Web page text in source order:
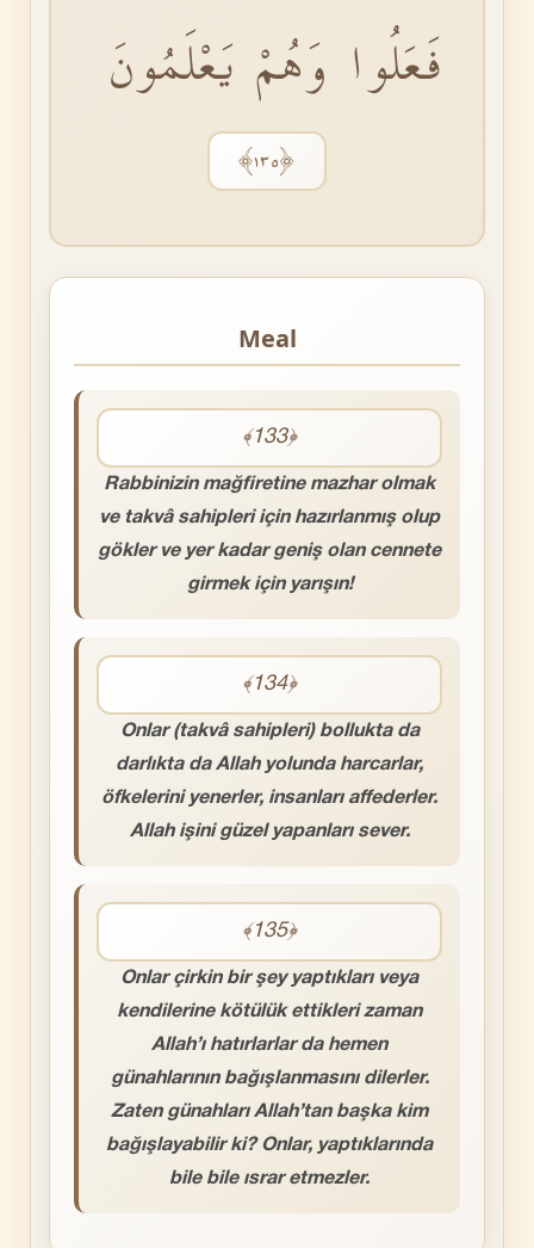
فَعَلُوا وَهُمْ يَعْلَمُونَ
﴿١٣٥﴾
Meal
﴾133﴿
Rabbinizin mağfiretine mazhar olmak
ve takvâ sahipleri için hazırlanmış olup
gökler ve yer kadar geniş olan cennete
girmek için yarışın!
﴾134﴿
Onlar (takvâ sahipleri) bollukta da
darlıkta da Allah yolunda harcarlar,
öfkelerini yenerler, insanları affederler.
Allah işini güzel yapanları sever.
﴾135﴿
Onlar çirkin bir şey yaptıkları veya
kendilerine kötülük ettikleri zaman
Allah’ı hatırlarlar da hemen
günahlarının bağışlanmasını dilerler.
Zaten günahları Allah’tan başka kim
bağışlayabilir ki? Onlar, yaptıklarında
bile bile ısrar etmezler.